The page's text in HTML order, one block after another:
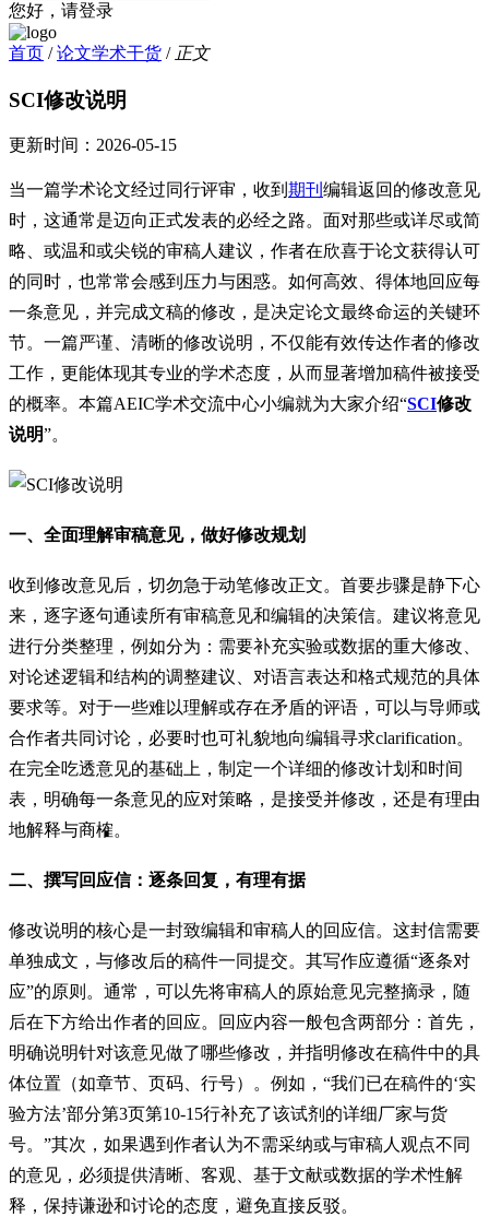
您好，请登录
首页 / 论文学术干货 / 正文
SCI修改说明
更新时间： 2026-05-15
当一篇学术论文经过同行评审，收到 期刊 编辑返回的修改意见
时，这通常是迈向正式发表的必经之路。面对那些或详尽或简
略、或温和或尖锐的审稿人建议，作者在欣喜于论文获得认可
的同时，也常常会感到压力与困惑。如何高效、得体地回应每
一条意见，并完成文稿的修改，是决定论文最终命运的关键环
节。一篇严谨、清晰的修改说明，不仅能有效传达作者的修改
工作，更能体现其专业的学术态度，从而显著增加稿件被接受
的概率。本篇AEIC学术交流中心小编就为大家介绍“SCI修改
说明”。
一、全面理解审稿意见，做好修改规划
收到修改意见后，切勿急于动笔修改正文。首要步骤是静下心
来，逐字逐句通读所有审稿意见和编辑的决策信。建议将意见
进行分类整理，例如分为：需要补充实验或数据的重大修改、
对论述逻辑和结构的调整建议、对语言表达和格式规范的具体
要求等。对于一些难以理解或存在矛盾的评语，可以与导师或
合作者共同讨论，必要时也可礼貌地向编辑寻求clarification。
在完全吃透意见的基础上，制定一个详细的修改计划和时间
表，明确每一条意见的应对策略，是接受并修改，还是有理由
地解释与商榷。
二、撰写回应信：逐条回复，有理有据
修改说明的核心是一封致编辑和审稿人的回应信。这封信需要
单独成文，与修改后的稿件一同提交。其写作应遵循“逐条对
应”的原则。通常，可以先将审稿人的原始意见完整摘录，随
后在下方给出作者的回应。回应内容一般包含两部分：首先，
明确说明针对该意见做了哪些修改，并指明修改在稿件中的具
体位置（如章节、页码、行号）。例如，“我们已在稿件的‘实
验方法’部分第3页第10-15行补充了该试剂的详细厂家与货
号。”其次，如果遇到作者认为不需采纳或与审稿人观点不同
的意见，必须提供清晰、客观、基于文献或数据的学术性解
释，保持谦逊和讨论的态度，避免直接反驳。